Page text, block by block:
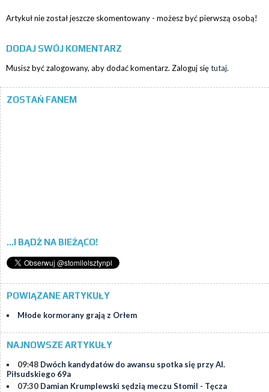
Artykuł nie został jeszcze skomentowany - możesz być pierwszą osobą!
DODAJ SWÓJ KOMENTARZ
Musisz być zalogowany, aby dodać komentarz. Zaloguj siętutaj.
ZOSTAŃ FANEM
...I BĄDŹ NA BIEŻĄCO!
POWIĄZANE ARTYKUŁY
Młode kormorany grają z Orłem
NAJNOWSZE ARTYKUŁY
09:48 Dwóch kandydatów do awansu spotka się przy Al.
Piłsudskiego 69a
07:30 Damian Krumplewski sędzią meczu Stomil - Tęcza